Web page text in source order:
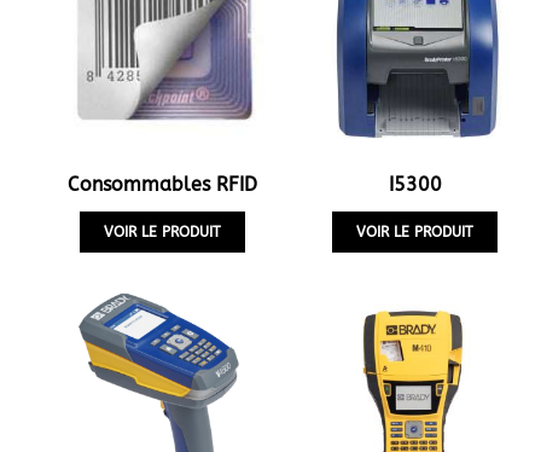
Consommables RFID
VOIR LE PRODUIT
I5300
VOIR LE PRODUIT